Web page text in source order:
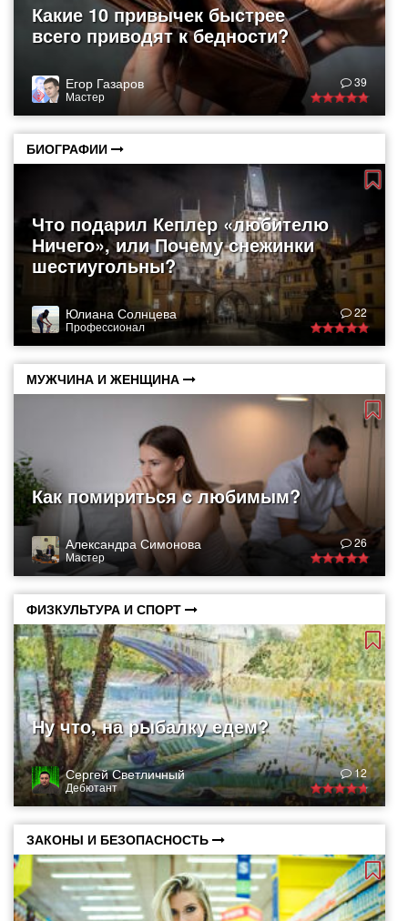
Какие 10 привычек быстрее
всего приводят к бедности?
Егор Газаров
Мастер
39
БИОГРАФИИ
Что подарил Кеплер «любителю
Ничего», или Почему снежинки
шестиугольны?
Юлиана Солнцева
Профессионал
22
МУЖЧИНА И ЖЕНЩИНА
Как помириться с любимым?
Александра Симонова
Мастер
26
ФИЗКУЛЬТУРА И СПОРТ
Ну что, на рыбалку едем?
Сергей Светличный
Дебютант
12
ЗАКОНЫ И БЕЗОПАСНОСТЬ